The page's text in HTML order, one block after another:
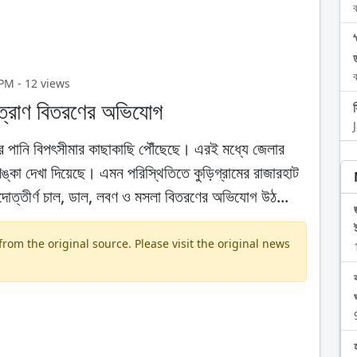
- 12 views
বিতরণের অ‌ভিযোগ
বিপৎসীমার কাছাকাছি পৌঁছেছে। এরই মধ্যে জেলার
দেখা দিয়েছে। এমন পরিস্থিতিতে কুড়িগ্রামের রাজারহাট
চাল, ডাল, লবণ ও মসলা বিতরণের অভিযোগ উঠ...
the original source. Please visit the original news